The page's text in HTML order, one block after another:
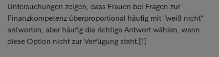
Untersuchungen zeigen, dass Frauen bei Fragen zur
Finanzkompetenz überproportional häufig mit "weiß nicht"
antworten, aber häufig die richtige Antwort wählen, wenn
diese Option nicht zur Verfügung steht.[1]